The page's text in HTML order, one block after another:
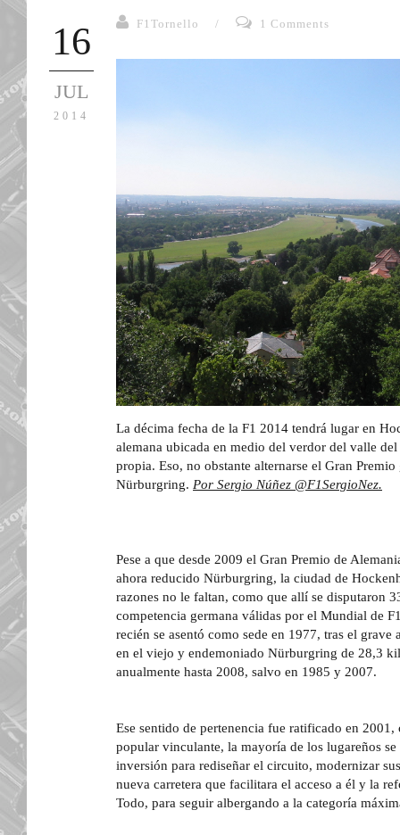
16
JUL
2014
F1Tornello / 1 Comments
La décima fecha de la F1 2014 tendrá lugar en
alemana ubicada en medio del verdor del valle
propia. Eso, no obstante alternarse el Gran
Nürburgring. Por Sergio Núñez @F1SergioNez.
Pese a que desde 2009 el Gran Premio de
ahora reducido Nürburgring, la ciudad de
razones no le faltan, como que allí se disputaron
competencia germana válidas por el Mundial de
recién se asentó como sede en 1977, tras el
en el viejo y endemoniado Nürburgring de 28,3
anualmente hasta 2008, salvo en 1985 y 2007.
Ese sentido de pertenencia fue ratificado en
popular vinculante, la mayoría de los lugareños
inversión para rediseñar el circuito, modernizar
nueva carretera que facilitara el acceso a él y la
Todo, para seguir albergando a la categoría